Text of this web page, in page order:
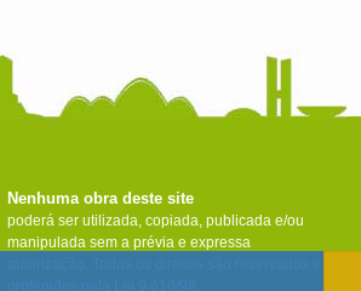
Nenhuma obra deste site
poderá ser utilizada, copiada, publicada e/ou
manipulada sem a prévia e expressa
autorização. Todos os direitos são reservados e
protegidos pela Lei 9.610/98.